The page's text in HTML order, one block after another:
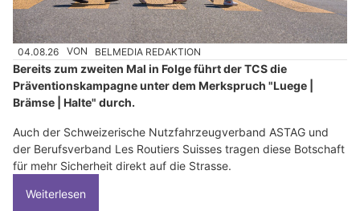
04.08.26 VON BELMEDIA REDAKTION
Bereits zum zweiten Mal in Folge führt der TCS die
Präventionskampagne unter dem Merkspruch "Luege |
Brämse | Halte" durch.
Auch der Schweizerische Nutzfahrzeugverband ASTAG und
der Berufsverband Les Routiers Suisses tragen diese Botschaft
für mehr Sicherheit direkt auf die Strasse.
Weiterlesen